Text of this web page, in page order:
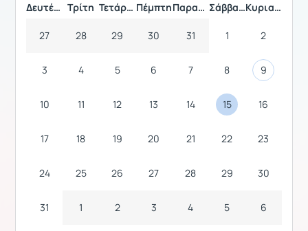
Δευτέρα Τρίτη Τετάρτη Πέμπτη Παρασκευή Σάββατο Κυριακή
27 28 29 30 31 1 2
3 4 5 6 7 8 9
10 11 12 13 14 15 16
17 18 19 20 21 22 23
24 25 26 27 28 29 30
31 1 2 3 4 5 6